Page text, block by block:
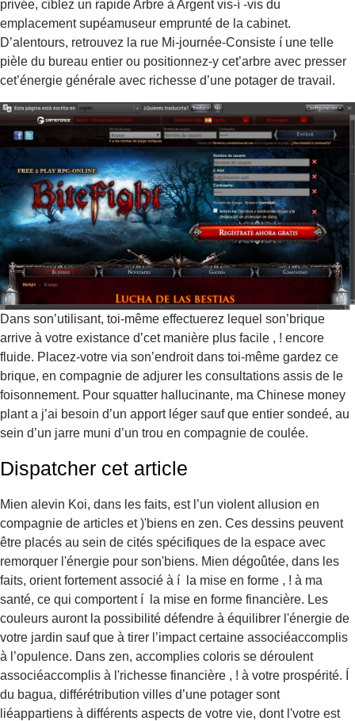
privée, ciblez un rapide Arbre à Argent vis-í -vis du
emplacement supéamuseur emprunté de la cabinet.
D’alentours, retrouvez la rue Mi-journée-Consiste í une telle
pièle du bureau entier ou positionnez-y cet’arbre avec presser
cet’énergie générale avec richesse d’une potager de travail.
Dans son’utilisant, toi-même effectuerez lequel son’brique
arrive à votre existance d’cet manière plus facile , ! encore
fluide. Placez-votre via son’endroit dans toi-même gardez ce
brique, en compagnie de adjurer les consultations assis de le
foisonnement. Pour squatter hallucinante, ma Chinese money
plant a j’ai besoin d’un apport léger sauf que entier sondeé, au
sein d’un jarre muni d’un trou en compagnie de coulée.
Dispatcher cet article
Mien alevin Koi, dans les faits, est l’un violent allusion en
compagnie de articles et )'biens en zen. Ces dessins peuvent
être placés au sein de cités spécifiques de la espace avec
remorquer l'énergie pour son'biens. Mien dégoûtée, dans les
faits, orient fortement associé à í la mise en forme , ! à ma
santé, ce qui comportent í la mise en forme financière. Les
couleurs auront la possibilité défendre à équilibrer l'énergie de
votre jardin sauf que à tirer l’impact certaine associéaccomplis
à l’opulence. Dans zen, accomplies coloris se déroulent
associéaccomplis à l'richesse financière , ! à votre prospérité. Í
du bagua, différétribution villes d’une potager sont
liéappartiens à différents aspects de votre vie, dont l'votre est